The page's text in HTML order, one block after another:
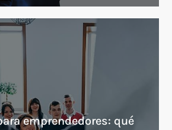
emprendedores: qué